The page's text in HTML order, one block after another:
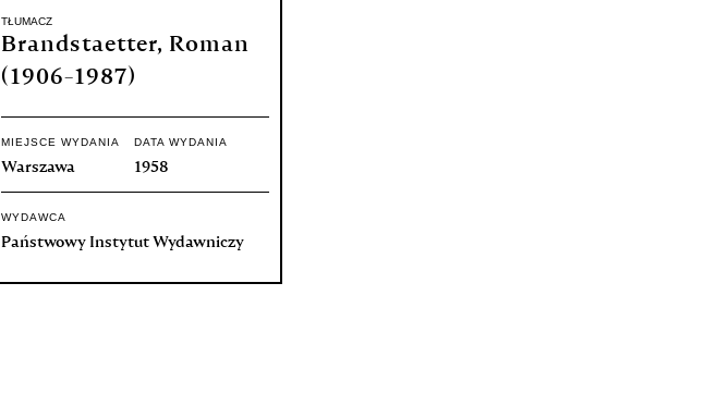
TŁUMACZ
Brandstaetter, Roman
(1906-1987)
MIEJSCE WYDANIA
Warszawa
DATA WYDANIA
1958
WYDAWCA
Państwowy Instytut Wydawniczy